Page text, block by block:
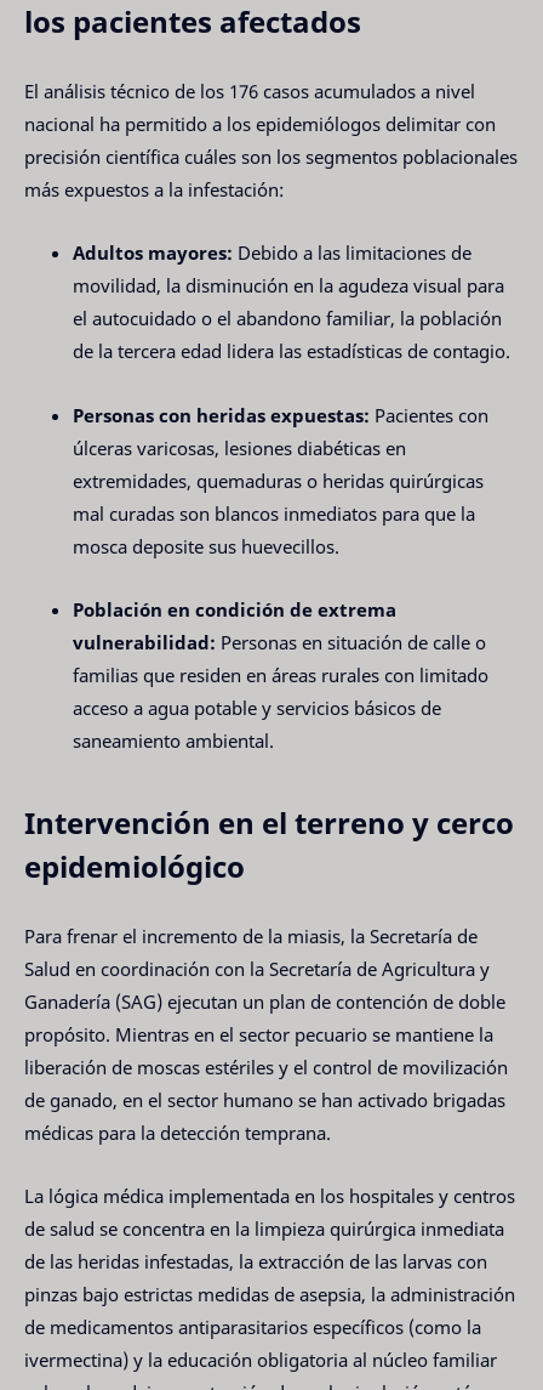
los pacientes afectados
El análisis técnico de los 176 casos acumulados a nivel
nacional ha permitido a los epidemiólogos delimitar con
precisión científica cuáles son los segmentos poblacionales
más expuestos a la infestación:
Adultos mayores: Debido a las limitaciones de
movilidad, la disminución en la agudeza visual para
el autocuidado o el abandono familiar, la población
de la tercera edad lidera las estadísticas de contagio.
Personas con heridas expuestas: Pacientes con
úlceras varicosas, lesiones diabéticas en
extremidades, quemaduras o heridas quirúrgicas
mal curadas son blancos inmediatos para que la
mosca deposite sus huevecillos.
Población en condición de extrema
vulnerabilidad: Personas en situación de calle o
familias que residen en áreas rurales con limitado
acceso a agua potable y servicios básicos de
saneamiento ambiental.
Intervención en el terreno y cerco
epidemiológico
Para frenar el incremento de la miasis, la Secretaría de
Salud en coordinación con la Secretaría de Agricultura y
Ganadería (SAG) ejecutan un plan de contención de doble
propósito. Mientras en el sector pecuario se mantiene la
liberación de moscas estériles y el control de movilización
de ganado, en el sector humano se han activado brigadas
médicas para la detección temprana.
La lógica médica implementada en los hospitales y centros
de salud se concentra en la limpieza quirúrgica inmediata
de las heridas infestadas, la extracción de las larvas con
pinzas bajo estrictas medidas de asepsia, la administración
de medicamentos antiparasitarios específicos (como la
ivermectina) y la educación obligatoria al núcleo familiar